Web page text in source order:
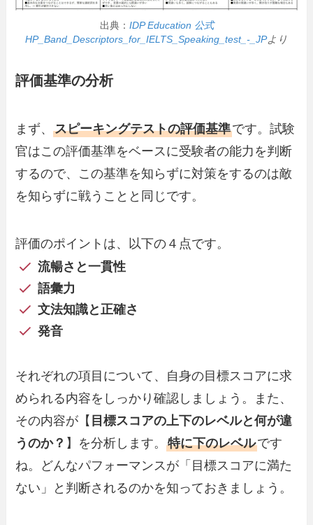
出典： IDP Education 公式
HP_Band_Descriptors_for_IELTS_Speaking_test_-_JPより
評価基準の分析
まず、スピーキングテストの評価基準です。試験
官はこの評価基準をベースに受験者の能力を判断
するので、この基準を知らずに対策をするのは敵
を知らずに戦うことと同じです。
評価のポイントは、以下の４点です。
流暢さと一貫性
語彙力
文法知識と正確さ
発音
それぞれの項目について、自身の目標スコアに求
められる内容をしっかり確認しましょう。また、
その内容が【 目標スコアの上下のレベルと何が違
うのか？ 】を分析します。特に下のレベルです
ね。どんなパフォーマンスが「目標スコアに満た
ない」と判断されるのかを知っておきましょう。